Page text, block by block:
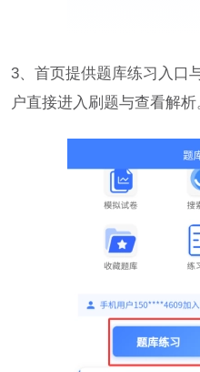
3、首页提供题库练习入口
户直接进入刷题与查看解析